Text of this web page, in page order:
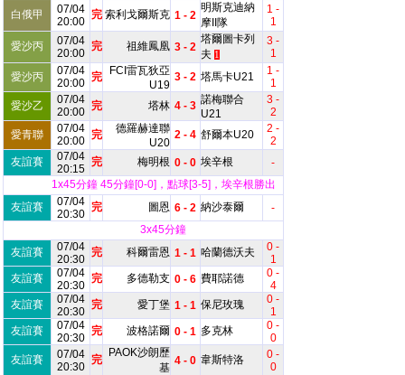
白俄甲
07/04
20:00
完 索利戈爾斯克 1 - 2
明斯克迪納
摩II隊
1 -
1
愛沙丙
07/04
20:00
完 祖維鳳凰 3 - 2
塔爾圖卡列
夫 1
3 -
1
愛沙丙
07/04
20:00 完
FCI雷瓦狄亞
U19
3 - 2 塔馬卡U21
1 -
1
愛沙乙
07/04
20:00 完 塔林 4 - 3 諾梅聯合
U21
3 -
2
愛青聯
07/04
20:00 完
德羅赫達聯
U20
2 - 4 舒爾本U20
2 -
2
友誼賽
07/04
20:15
完 梅明根 0 - 0 埃辛根
-
1x45分鐘 45分鐘[0-0]，點球[3-5]，埃辛根勝出
友誼賽
07/04
20:30
完 圖恩 6 - 2 納沙泰爾
-
3x45分鐘
友誼賽
07/04
20:30
完 科爾雷恩 1 - 1 哈蘭德沃夫
0 -
1
友誼賽
07/04
20:30
完 多德勒支 0 - 6 費耶諾德
0 -
4
友誼賽
07/04
20:30
完 愛丁堡 1 - 1 保尼玫瑰
0 -
1
友誼賽
07/04
20:30
完 波格諾爾 0 - 1 多克林
0 -
0
友誼賽
07/04
20:30
完
PAOK沙朗歷
基
4 - 0 韋斯特洛
0 -
0